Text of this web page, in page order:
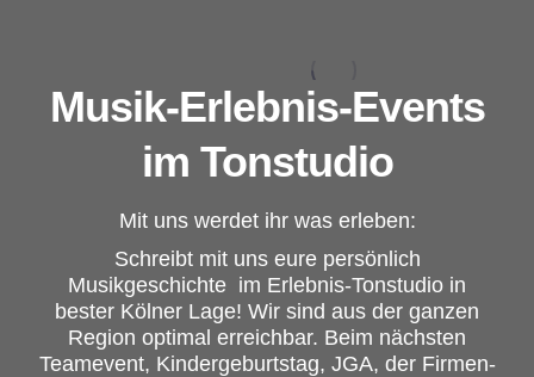
Musik-Erlebnis-Events
im Tonstudio
Mit uns werdet ihr was erleben:
Schreibt mit uns eure persönlich
Musikgeschichte im Erlebnis-Tonstudio in
bester Kölner Lage! Wir sind aus der ganzen
Region optimal erreichbar. Beim nächsten
Teamevent, Kindergeburtstag, JGA, der Firmen-